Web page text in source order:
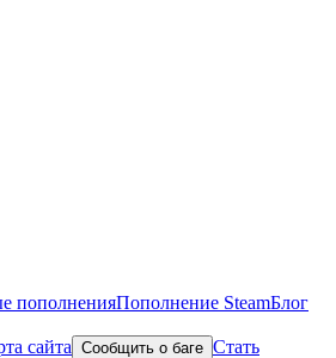
пополненияПополнение SteamБлог
сайта Сообщить о баге Стать